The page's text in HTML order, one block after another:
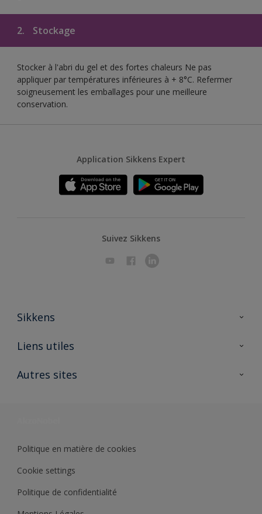
2. Stockage
Stocker à l'abri du gel et des fortes chaleurs Ne pas
appliquer par températures inférieures à + 8°C. Refermer
soigneusement les emballages pour une meilleure
conservation.
Application Sikkens Expert
Suivez Sikkens
Sikkens
A propos de Sikkens
Liens utiles
Ouvrir un magasin PASS
Autres sites
Politique en matière de cookies
Cookie settings
Politique de confidentialité